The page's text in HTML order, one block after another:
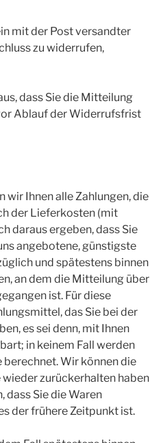
mit der Post versandter
zu widerrufen,
dass Sie die Mitteilung
Ablauf der Widerrufsfrist
wir Ihnen alle Zahlungen, die
der Lieferkosten (mit
daraus ergeben, dass Sie
angebotene, günstigste
und spätestens binnen
an dem die Mitteilung über
ist. Für diese
das Sie bei der
es sei denn, mit Ihnen
in keinem Fall werden
Wir können die
zurückerhalten haben
dass Sie die Waren
der frühere Zeitpunkt ist.